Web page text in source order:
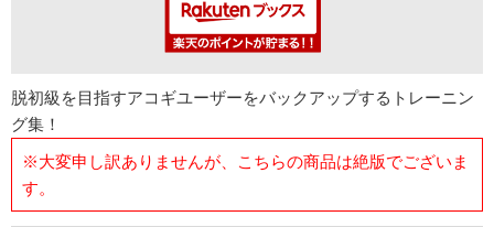
脱初級を目指すアコギユーザーをバックアップするトレーニン
グ集！
※大変申し訳ありませんが、こちらの商品は絶版でございま
す。